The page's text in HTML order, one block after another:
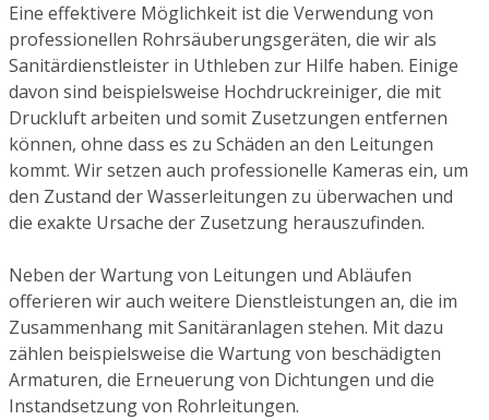
Eine effektivere Möglichkeit ist die Verwendung von
professionellen Rohrsäuberungsgeräten, die wir als
Sanitärdienstleister in Uthleben zur Hilfe haben. Einige
davon sind beispielsweise Hochdruckreiniger, die mit
Druckluft arbeiten und somit Zusetzungen entfernen
können, ohne dass es zu Schäden an den Leitungen
kommt. Wir setzen auch professionelle Kameras ein, um
den Zustand der Wasserleitungen zu überwachen und
die exakte Ursache der Zusetzung herauszufinden.
Neben der Wartung von Leitungen und Abläufen
offerieren wir auch weitere Dienstleistungen an, die im
Zusammenhang mit Sanitäranlagen stehen. Mit dazu
zählen beispielsweise die Wartung von beschädigten
Armaturen, die Erneuerung von Dichtungen und die
Instandsetzung von Rohrleitungen.